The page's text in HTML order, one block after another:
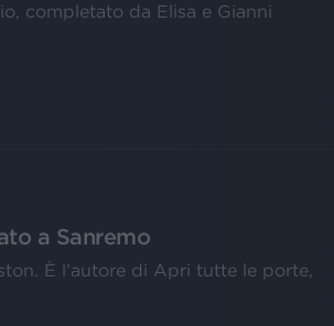
completato da Elisa e Gianni
a Sanremo
È l’autore di Apri tutte le porte,